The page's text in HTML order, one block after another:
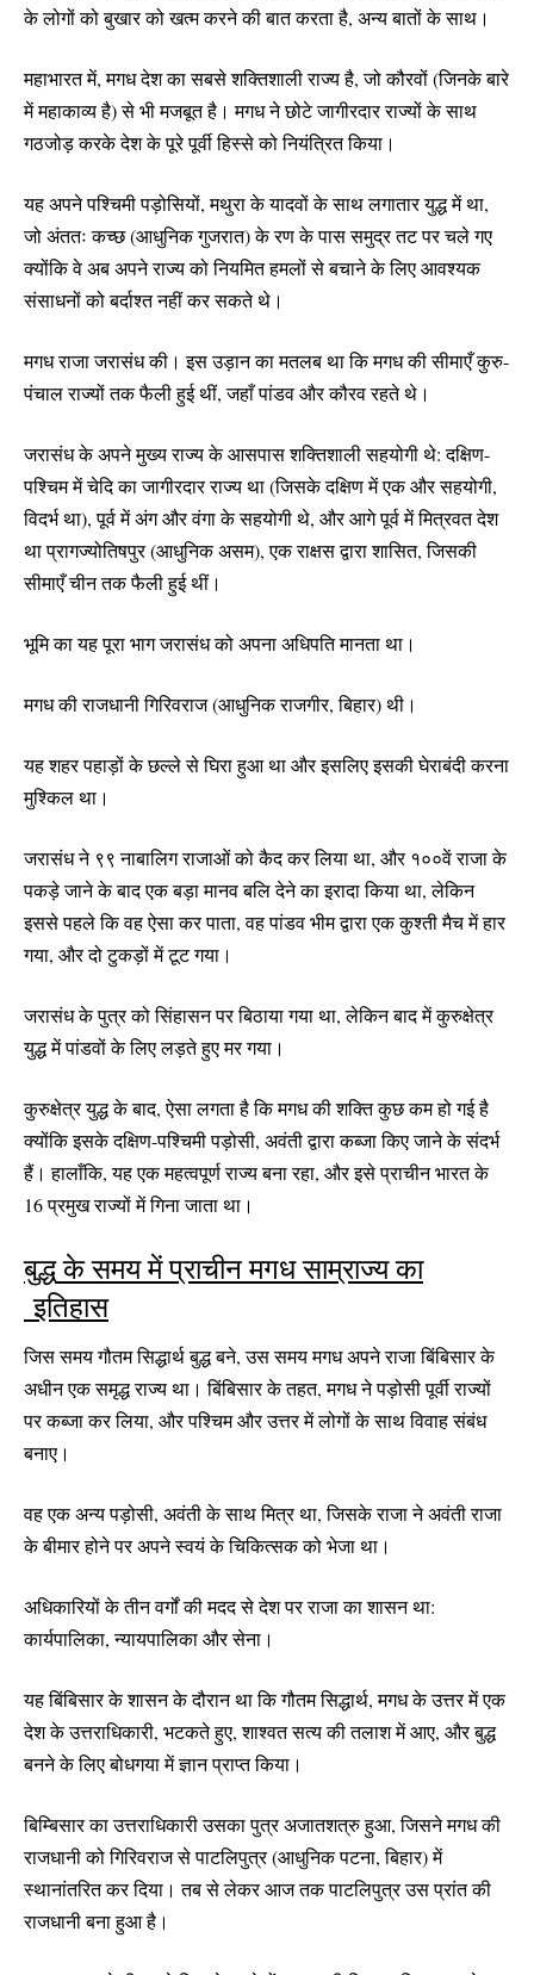
के लोगों को बुखार को खत्म करने की बात करता है, अन्य बातों के साथ।
महाभारत में, मगध देश का सबसे शक्तिशाली राज्य है, जो कौरवों (जिनके बारे
में महाकाव्य है) से भी मजबूत है। मगध ने छोटे जागीरदार राज्यों के साथ
गठजोड़ करके देश के पूरे पूर्वी हिस्से को नियंत्रित किया।
यह अपने पश्चिमी पड़ोसियों, मथुरा के यादवों के साथ लगातार युद्ध में था,
जो अंततः कच्छ (आधुनिक गुजरात) के रण के पास समुद्र तट पर चले गए
क्योंकि वे अब अपने राज्य को नियमित हमलों से बचाने के लिए आवश्यक
संसाधनों को बर्दाश्त नहीं कर सकते थे।
मगध राजा जरासंध की। इस उड़ान का मतलब था कि मगध की सीमाएँ कुरु-
पंचाल राज्यों तक फैली हुई थीं, जहाँ पांडव और कौरव रहते थे।
जरासंध के अपने मुख्य राज्य के आसपास शक्तिशाली सहयोगी थे: दक्षिण-
पश्चिम में चेदि का जागीरदार राज्य था (जिसके दक्षिण में एक और सहयोगी,
विदर्भ था), पूर्व में अंग और वंगा के सहयोगी थे, और आगे पूर्व में मित्रवत देश
था प्रागज्योतिषपुर (आधुनिक असम), एक राक्षस द्वारा शासित, जिसकी
सीमाएँ चीन तक फैली हुई थीं।
भूमि का यह पूरा भाग जरासंध को अपना अधिपति मानता था।
मगध की राजधानी गिरिवराज (आधुनिक राजगीर, बिहार) थी।
यह शहर पहाड़ों के छल्ले से घिरा हुआ था और इसलिए इसकी घेराबंदी करना
मुश्किल था।
जरासंध ने ९९ नाबालिग राजाओं को कैद कर लिया था, और १००वें राजा के
पकड़े जाने के बाद एक बड़ा मानव बलि देने का इरादा किया था, लेकिन
इससे पहले कि वह ऐसा कर पाता, वह पांडव भीम द्वारा एक कुश्ती मैच में हार
गया, और दो टुकड़ों में टूट गया।
जरासंध के पुत्र को सिंहासन पर बिठाया गया था, लेकिन बाद में कुरुक्षेत्र
युद्ध में पांडवों के लिए लड़ते हुए मर गया।
कुरुक्षेत्र युद्ध के बाद, ऐसा लगता है कि मगध की शक्ति कुछ कम हो गई है
क्योंकि इसके दक्षिण-पश्चिमी पड़ोसी, अवंती द्वारा कब्जा किए जाने के संदर्भ
हैं। हालाँकि, यह एक महत्वपूर्ण राज्य बना रहा, और इसे प्राचीन भारत के
16 प्रमुख राज्यों में गिना जाता था।
बुद्ध के समय में प्राचीन मगध साम्राज्य का
इतिहास
जिस समय गौतम सिद्धार्थ बुद्ध बने, उस समय मगध अपने राजा बिंबिसार के
अधीन एक समृद्ध राज्य था। बिंबिसार के तहत, मगध ने पड़ोसी पूर्वी राज्यों
पर कब्जा कर लिया, और पश्चिम और उत्तर में लोगों के साथ विवाह संबंध
बनाए।
वह एक अन्य पड़ोसी, अवंती के साथ मित्र था, जिसके राजा ने अवंती राजा
के बीमार होने पर अपने स्वयं के चिकित्सक को भेजा था।
अधिकारियों के तीन वर्गों की मदद से देश पर राजा का शासन था:
कार्यपालिका, न्यायपालिका और सेना।
यह बिंबिसार के शासन के दौरान था कि गौतम सिद्धार्थ, मगध के उत्तर में एक
देश के उत्तराधिकारी, भटकते हुए, शाश्वत सत्य की तलाश में आए, और बुद्ध
बनने के लिए बोधगया में ज्ञान प्राप्त किया।
बिम्बिसार का उत्तराधिकारी उसका पुत्र अजातशत्रु हुआ, जिसने मगध की
राजधानी को गिरिवराज से पाटलिपुत्र (आधुनिक पटना, बिहार) में
स्थानांतरित कर दिया। तब से लेकर आज तक पाटलिपुत्र उस प्रांत की
राजधानी बना हुआ है।